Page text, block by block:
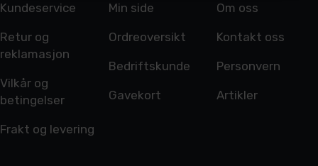
Kundeservice
Retur og
reklamasjon
Vilkår og
betingelser
Frakt og levering
Min side
Ordreoversikt
Bedriftskunde
Gavekort
Om oss
Kontakt oss
Personvern
Artikler